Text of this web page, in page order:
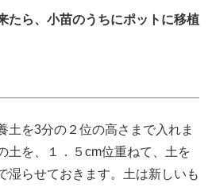
たら、小苗のうちにポットに移植
を3分の２位の高さまで入れま
土を、１．５cm位重ねて、土を
湿らせておきます。土は新しいも